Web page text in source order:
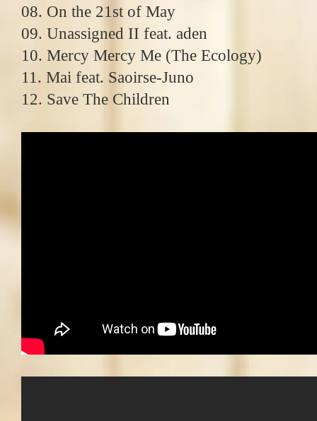
08. On the 21st of May
09. Unassigned II feat. aden
10. Mercy Mercy Me (The Ecology)
11. Mai feat. Saoirse-Juno
12. Save The Children